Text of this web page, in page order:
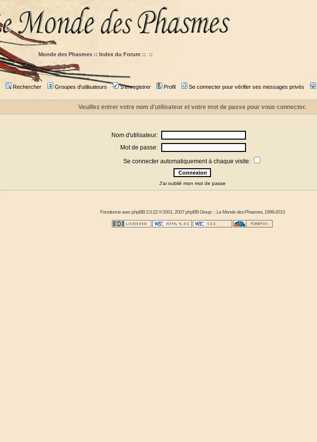
Monde des Phasmes :: Index du Forum :: ::
Rechercher Groupes d'utilisateurs S'enregistrer Profil Se connecter pour vérifier ses messages privés
Veuillez entrer votre nom d'utilisateur et votre mot de passe pour vous connecter.
Nom d'utilisateur:
Mot de passe:
Se connecter automatiquement à chaque visite:
J'ai oublié mon mot de passe
Fonctionne avecphpBB2.0.22 © 2001, 2007 phpBB Group : :Le Monde des Phasmes, 1999-2010